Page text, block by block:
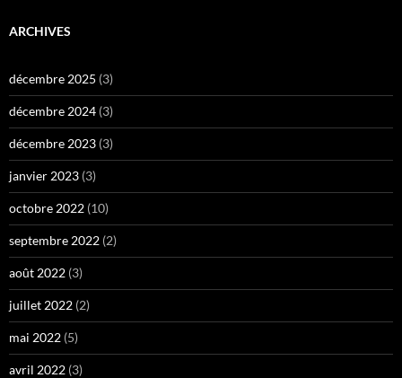
ARCHIVES
décembre 2025 (3)
décembre 2024 (3)
décembre 2023 (3)
janvier 2023 (3)
octobre 2022 (10)
septembre 2022 (2)
août 2022 (3)
juillet 2022 (2)
mai 2022 (5)
avril 2022 (3)